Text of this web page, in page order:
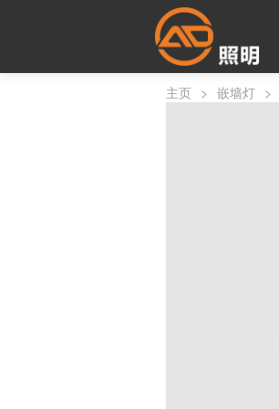
主页 > 嵌墙灯 >